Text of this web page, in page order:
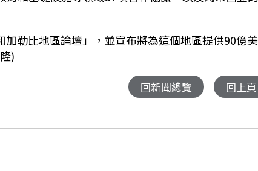
勒比地區論壇」，並宣布將為這個地區提供90億美
)
回新聞總覽 回上頁